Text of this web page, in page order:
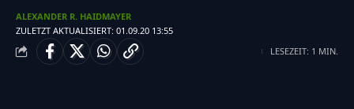
ZULETZT AKTUALISIERT: 01.09.20 13:55
ALEXANDER R. HAIDMAYER
LESEZEIT: 1 MIN.